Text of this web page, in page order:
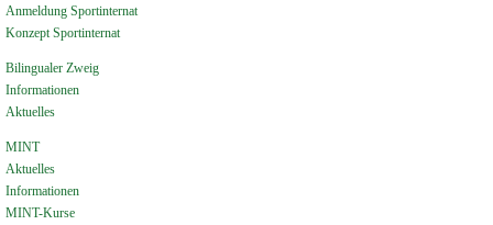
Anmeldung Sportinternat
Konzept Sportinternat
Bilingualer Zweig
Informationen
Aktuelles
MINT
Aktuelles
Informationen
MINT-Kurse